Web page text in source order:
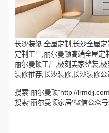
长沙装修,全屋定制,长沙全屋
定制工厂,丽尔曼顿高端全屋定
丽尔曼顿工厂,极刻美家整装,
装修推荐,长沙装修,长沙装修公
搜索“丽尔曼顿”http://
搜索“丽尔曼顿家居”微信公众